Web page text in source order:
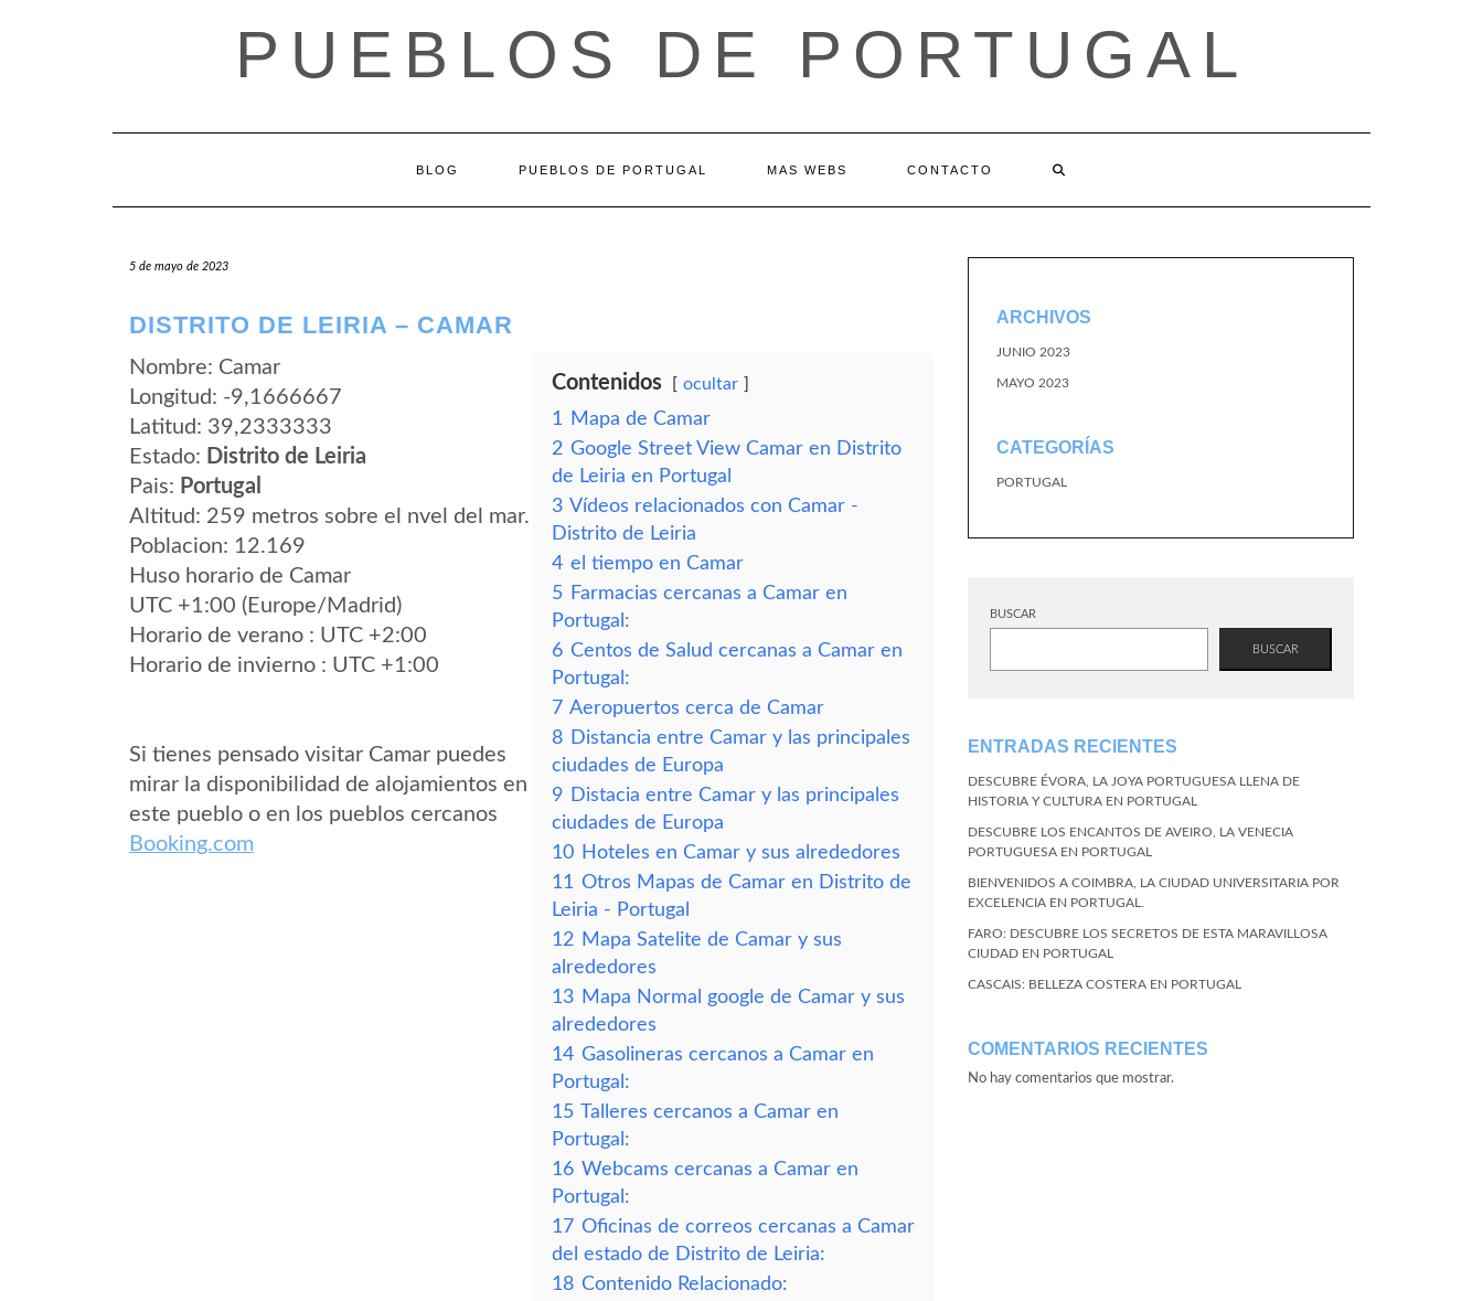
PUEBLOS DE PORTUGAL
BLOG PUEBLOS DE PORTUGAL MAS WEBS CONTACTO
5 de mayo de 2023
DISTRITO DE LEIRIA – CAMAR
Nombre: Camar
Longitud: -9,1666667
Latitud: 39,2333333
Estado: Distrito de Leiria
Pais: Portugal
Altitud: 259 metros sobre el nvel del mar.
Poblacion: 12.169
Huso horario de Camar
UTC +1:00 (Europe/Madrid)
Horario de verano : UTC +2:00
Horario de invierno : UTC +1:00
Si tienes pensado visitar Camar puedes
mirar la disponibilidad de alojamientos en
este pueblo o en los pueblos cercanos
Booking.com
Contenidos ocultar
1
Mapa de Camar
2 Google Street View Camar en Distrito
de Leiria en Portugal
3 Vídeos relacionados con Camar -
Distrito de Leiria
4 el tiempo en Camar
5 Farmacias cercanas a Camar en
Portugal:
6 Centos de Salud cercanas a Camar en
Portugal:
7 Aeropuertos cerca de Camar
8 Distancia entre Camar y las principales
ciudades de Europa
9 Distacia entre Camar y las principales
ciudades de Europa
10 Hoteles en Camar y sus alrededores
11 Otros Mapas de Camar en Distrito de
Leiria - Portugal
12 Mapa Satelite de Camar y sus
alrededores
13 Mapa Normal google de Camar y sus
alrededores
14 Gasolineras cercanos a Camar en
Portugal:
15 Talleres cercanos a Camar en
Portugal:
16 Webcams cercanas a Camar en
Portugal:
17 Oficinas de correos cercanas a Camar
del estado de Distrito de Leiria:
18 Contenido Relacionado:
ARCHIVOS
JUNIO 2023
MAYO 2023
CATEGORÍAS
PORTUGAL
BUSCAR
BUSCAR
ENTRADAS RECIENTES
DESCUBRE ÉVORA, LA JOYA PORTUGUESA LLENA DE
HISTORIA Y CULTURA EN PORTUGAL
DESCUBRE LOS ENCANTOS DE AVEIRO, LA VENECIA
PORTUGUESA EN PORTUGAL
BIENVENIDOS A COIMBRA, LA CIUDAD UNIVERSITARIA POR
EXCELENCIA EN PORTUGAL.
FARO: DESCUBRE LOS SECRETOS DE ESTA MARAVILLOSA
CIUDAD EN PORTUGAL
CASCAIS: BELLEZA COSTERA EN PORTUGAL
COMENTARIOS RECIENTES
No hay comentarios que mostrar.